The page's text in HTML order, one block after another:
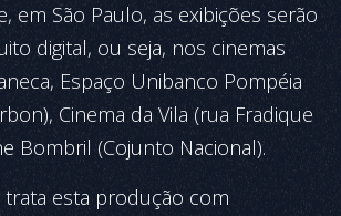
em São Paulo, as exi­bições serão
digital, ou se­ja, nos cinemas
Es­pa­ço Unibanco Pom­péia
Cinema da Vila (rua Fradique
Bombril (Cojunto Nacio­nal).
trata esta produção com